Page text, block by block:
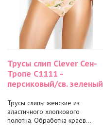
Трусы слип Clever Сен-
Тропе C1111 -
персиковый/св. зеленый
Трусы слипы женские из
эластичного хлопкового
полотна. Обработка краев...